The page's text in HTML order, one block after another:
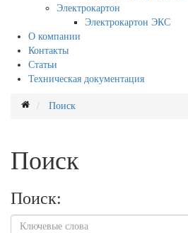
Электрокартон
Электрокартон ЭКС
О компании
Контакты
Статьи
Техническая документация
Поиск
Поиск
Поиск: